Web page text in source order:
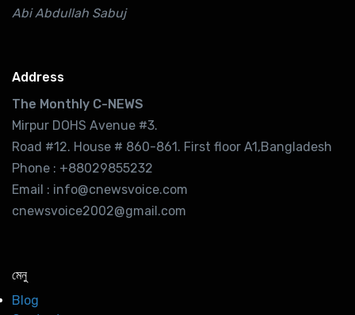
Abi Abdullah Sabuj
Address
The Monthly C-NEWS
Mirpur DOHS Avenue #3.
Road #12. House # 860-861. First floor A1,Bangladesh
Phone : +88029855232
Email : info@cnewsvoice.com
cnewsvoice2002@gmail.com
মেনু
Blog